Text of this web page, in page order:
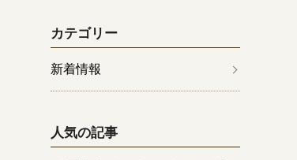
カテゴリー
新着情報
人気の記事